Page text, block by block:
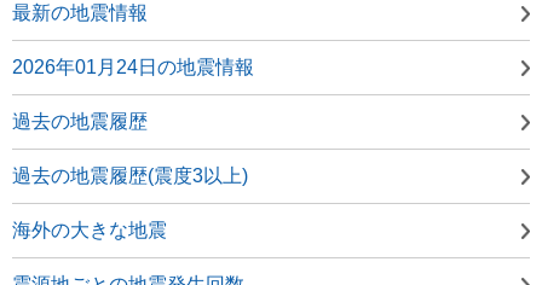
最新の地震情報
2026年01月24日の地震情報
過去の地震履歴
過去の地震履歴(震度3以上)
海外の大きな地震